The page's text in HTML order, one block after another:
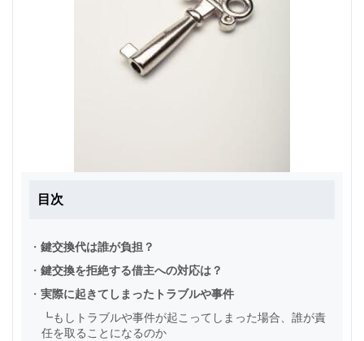
目次
・ 鍵交換代は誰が負担？
・ 鍵交換を拒絶する借主への対応は？
・ 実際に起きてしまったトラブルや事件
┗もしトラブルや事件が起こってしまった場合、誰が責
任を取ることになるのか